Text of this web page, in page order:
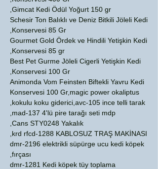
Gimcat Kedi Ödül Yoğurt 150 gr,
Schesir Ton Balıklı ve Deniz Bitkili Jöleli Kedi
Konservesi 85 Gr,
Gourmet Gold Ördek ve Hindili Yetişkin Kedi
Konservesi 85 gr,
Best Pet Gurme Jöleli Cigerli Yetişkin Kedi
Konservesi 100 Gr,
Animonda Vom Feinsten Biftekli Yavru Kedi
Konservesi 100 Gr,magic power okaliptus
kokulu koku giderici,avc-105 ince telli tarak,
mad-137 4'lü pire tarağı seti mdp,
Cans STY0248 Yakalık,
krd rfcd-1288 KABLOSUZ TRAŞ MAKİNASI,
dmr-2196 elektrikli süpürge ucu kedi köpek
fırçası,
dmr-1281 Kedi köpek tüy toplama